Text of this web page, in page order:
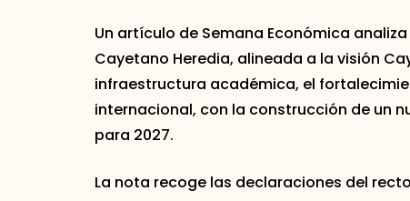
Un artículo de Semana Económica
Cayetano Heredia, alineada a la visión
infraestructura académica, el
internacional, con la construcción de un
para 2027.
La nota recoge las declaraciones del